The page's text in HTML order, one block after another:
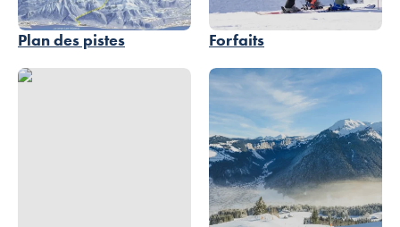
Plan des pistes Forfaits